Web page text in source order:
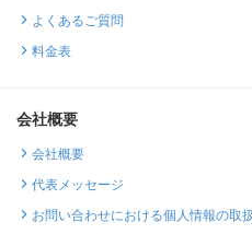
よくあるご質問
料金表
会社概要
会社概要
代表メッセージ
お問い合わせにおける個人情報の取